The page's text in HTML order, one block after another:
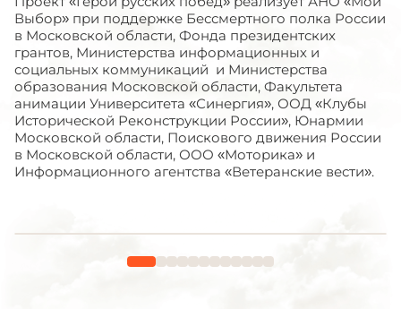
Выбор» при поддержке Бессмертного полка России
в Московской области, Фонда президентских
грантов, Министерства информационных и
социальных коммуникаций и Министерства
образования Московской области, Факультета
анимации Университета «Синергия», ООД «Клубы
Исторической Реконструкции России», Юнармии
Московской области, Поискового движения России
в Московской области, ООО «Моторика» и
Информационного агентства «Ветеранские вести».